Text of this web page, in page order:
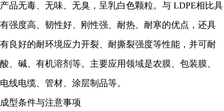
产品无毒、无味、无臭，呈乳白色颗粒。与 LDPE相比具
有强度高、韧性好、刚性强、耐热、耐寒的优点，还具
有良好的耐环境应力开裂、耐撕裂强度等性能，并可耐
酸、碱、有机溶剂等。主要应用领域是农膜、包装膜、
电线电缆、管材、涂层制品等。
成型条件与注意事项